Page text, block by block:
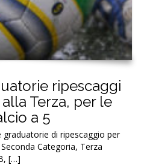
ripescaggi
Terza, per le
a 5
di ripescaggio per
Categoria, Terza
[…]